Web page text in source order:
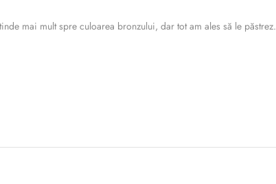
mai mult spre culoarea bronzului, dar tot am ales să le păstrez.